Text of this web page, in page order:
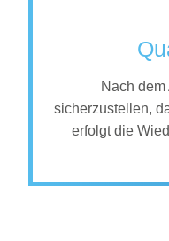
Nach
sicherzustellen,
erfolgt die